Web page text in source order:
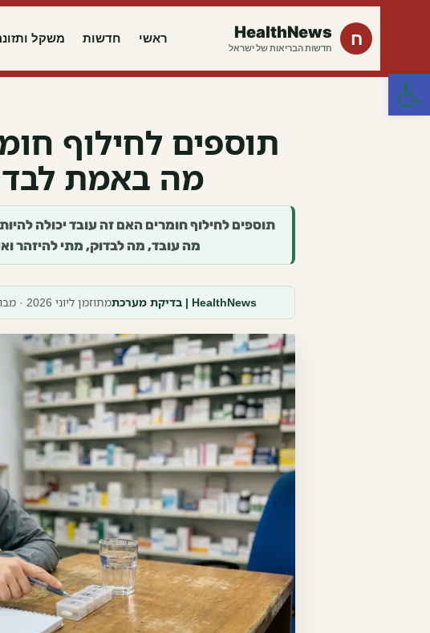
פתח סרגל נגישות
ח HealthNews
חדשות הבריאות של ישראל
ראשי חדשות משקל
מה עובד, מה לבדוק, מתי להיזהר
תוספים לחילוף
מה באמת
HealthNews | בדיקת מערכת מתוזמן ליוני 2026 · מבוסס מקורות רשמיים · אינו מחליף ייעוץ רפואי אישי.